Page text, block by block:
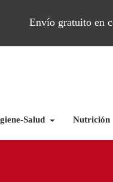
Envío gratuito en
Salud Nutrición